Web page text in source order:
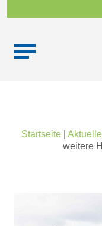
Startseite
weitere